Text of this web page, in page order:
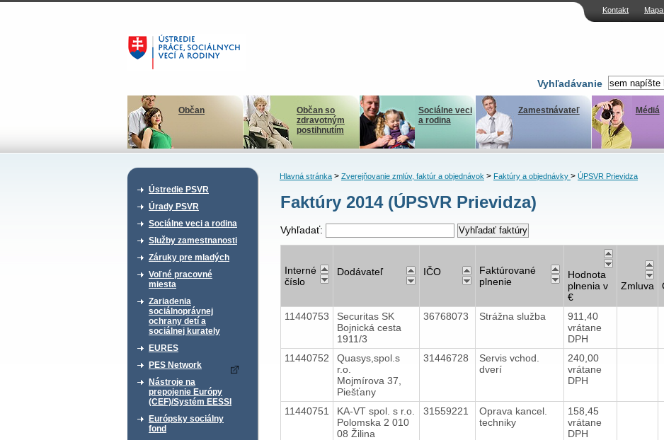
Kontakt
Vyhľadávanie
Občan
Občan so
zdravotným
postihnutím
Sociálne veci
a rodina
Zamestnávateľ Médiá
Ústredie PSVR
Úrady PSVR
Sociálne veci a rodina
Služby zamestnanosti
Záruky pre mladých
Voľné pracovné
miesta
Zariadenia
sociálnoprávnej
ochrany detí a
sociálnej kurately
EURES
PES Network
Nástroje na
prepojenie Európy
(CEF)/Systém EESSI
Európsky sociálny
fond
Hlavná stránka> Zverejňovanie zmlúv, faktúr a objednávok> Faktúry a objednávky > ÚPSVR Prievidza
Faktúry 2014 (ÚPSVR Prievidza)
Vyhľadať:
Interné
číslo
Dodávateľ IČO
Faktúrované
plnenie
Hodnota
plnenia v
€
Zmluva
11440753
Securitas SK
Bojnická cesta
1911/3
36768073 Strážna služba
911,40
vrátane
DPH
11440752
Quasys,spol.s
r.o.
Mojmírova 37,
Piešťany
31446728
Servis vchod.
dverí
240,00
vrátane
DPH
11440751
KA-VT spol. s r.o.
Polomska 2 010
08 Žilina
31559221
Oprava kancel.
techniky
158,45
vrátane
DPH